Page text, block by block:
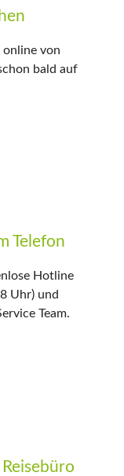
online von
bald auf
Telefon
Hotline
Uhr) und
Team.